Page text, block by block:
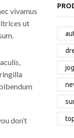
vivamus
ut
don’t